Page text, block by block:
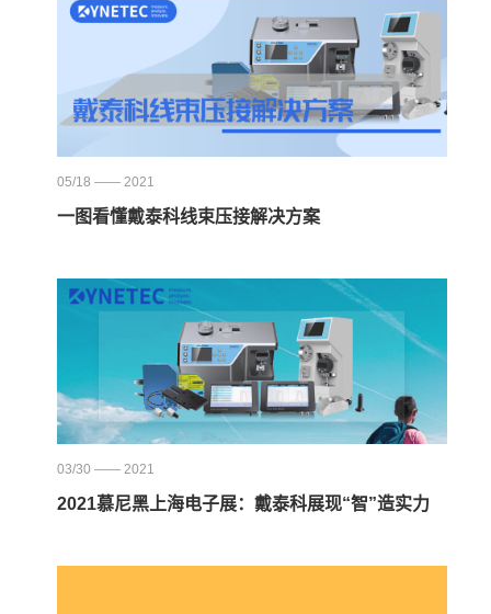
05/18 —— 2021
一图看懂戴泰科线束压接解决方案
03/30 —— 2021
2021慕尼黑上海电子展：戴泰科展现“智”造实力